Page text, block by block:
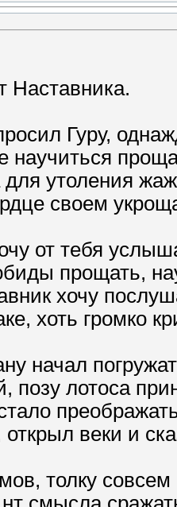
Наставника.
Гуру,
научиться
для утоления
своем
от тебя
прощать,
хочу
хоть громко
начал
позу лотоса
веки и
толку совсем